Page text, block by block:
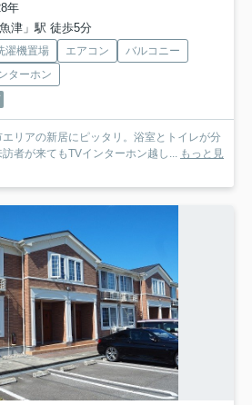
年
津」駅 徒歩5分
濯機置場 エアコン
バルコニー
ターホン
リアの新居にピッタリ。浴室とトイレが分
者が来てもTVインターホン越し... もっと見